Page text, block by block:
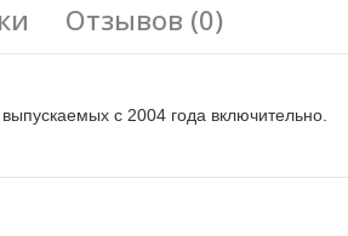
Отзывов (0)
с 2004 года включительно.